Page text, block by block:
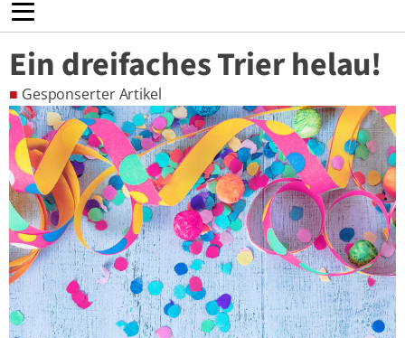
Ein dreifaches Trier helau!
■ Gesponserter Artikel